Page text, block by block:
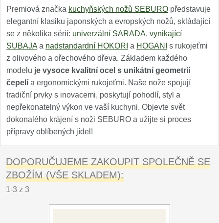
Premiová značka kuchyňských nožů SEBURO představuje
elegantní klasiku japonských a evropských nožů, skládající
se z několika sérií: univerzální SARADA, vynikající
SUBAJA a nadstandardní HOKORI a HOGANI
s rukojeťmi
z olivového a ořechového dřeva. Základem každého
modelu je vysoce kvalitní ocel s unikátní geometrií
čepelí a ergonomickými rukojeťmi. Naše nože spojují
tradiční prvky s inovacemi, poskytují pohodlí, styl a
nepřekonatelný výkon ve vaší kuchyni. Objevte svět
dokonalého krájení s noži SEBURO a užijte si proces
přípravy oblíbených jídel!
DOPORUČUJEME ZAKOUPIT SPOLEČNĚ SE
ZBOŽÍM (VŠE SKLADEM):
1-3 z 3